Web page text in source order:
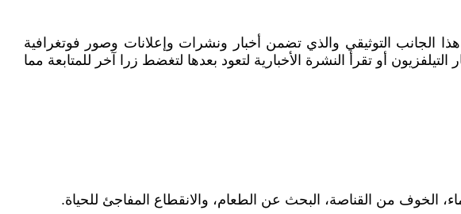
الجانب التوثيقي والذي تضمن أخبار ونشرات وإعلانات وصور فوتغرافية
أو تقرأ النشرة الأخبارية لتعود بعدها لتغضط زرا آخر للمتابعة مما
الخوف من القناصة، البحث عن الطعام، والانقطاع المفاجئ للحياة.